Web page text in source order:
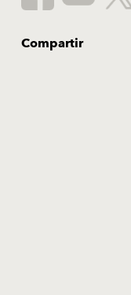
Compartir